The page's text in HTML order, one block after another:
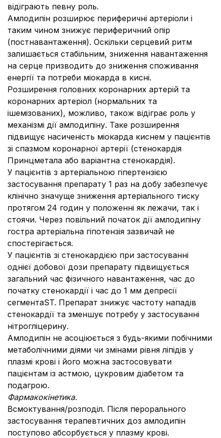
відіграють певну роль.
Амлодипін розширює периферичні артеріоли і
таким чином знижує периферичний опір
(постнавантаження). Оскільки серцевий ритм
залишається стабільним, зниження навантаження
на серце призводить до зниження споживання
енергії та потреби міокарда в кисні.
Розширення головних коронарних артерій та
коронарних артеріол (нормальних та
ішемізованих), можливо, також відіграє роль у
механізмі дії амлодипіну. Таке розширення
підвищує насиченість міокарда киснем у пацієнтів
зі спазмом коронарної артерії (стенокардія
Принцметала або варіантна стенокардія).
У пацієнтів з артеріальною гіпертензією
застосування препарату 1 раз на добу забезпечує
клінічно значуще зниження артеріального тиску
протягом 24 годин у положенні як лежачи, так і
стоячи. Через повільний початок дії амлодипіну
гостра артеріальна гіпотензія зазвичай не
спостерігається.
У пацієнтів зі стенокардією при застосуванні
однієї добової дози препарату підвищується
загальний час фізичного навантаження, час до
початку стенокардії і час до 1 мм депресії
сегментаST. Препарат знижує частоту нападів
стенокардії та зменшує потребу у застосуванні
нітрогліцерину.
Амлодипін не асоціюється з будь-якими побічними
метаболічними діями чи змінами рівня ліпідів у
плазмі крові і його можна застосовувати
пацієнтам із астмою, цукровим діабетом та
подагрою.
Фармакокінетика.
Всмоктування/розподіл. Після перорального
застосування терапевтичних доз амлодипін
поступово абсорбується у плазму крові.